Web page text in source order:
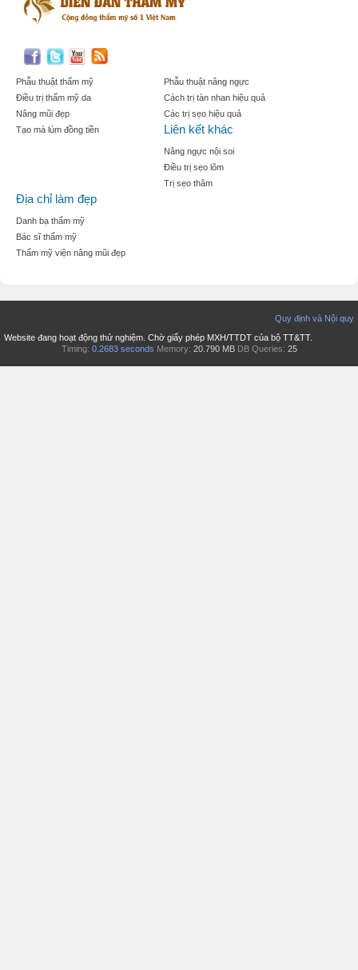
Phẫu thuật thẩm mỹ
Điều trị thẩm mỹ da
Nâng mũi đẹp
Tạo mà lúm đồng tiền
Phẫu thuật nâng ngực
Cách trị tàn nhan hiệu quả
Các trị sẹo hiệu quả
Liên kết khác
Nâng ngực nội soi
Điều trị sẹo lõm
Trị sẹo thâm
Địa chỉ làm đẹp
Danh bạ thẩm mỹ
Bác sĩ thẩm mỹ
Thẩm mỹ viện nâng mũi đẹp
Quy định và Nội quy
Website đang hoạt động thử nghiệm. Chờ giấy phép MXH/TTDT của bộ TT&TT.
Timing: 0.2683 seconds Memory: 20.790 MB DB Queries: 25